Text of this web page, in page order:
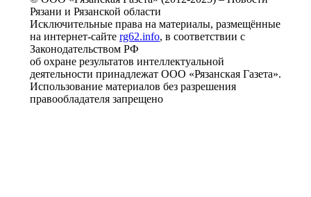
Рязани и Рязанской области
Исключительные права на материалы, размещённые
на интернет-сайте rg62.info, в соответствии с
Законодательством РФ
об охране результатов интеллектуальной
деятельности принадлежат ООО «Рязанская Газета».
Использование материалов без разрешения
правообладателя запрещено